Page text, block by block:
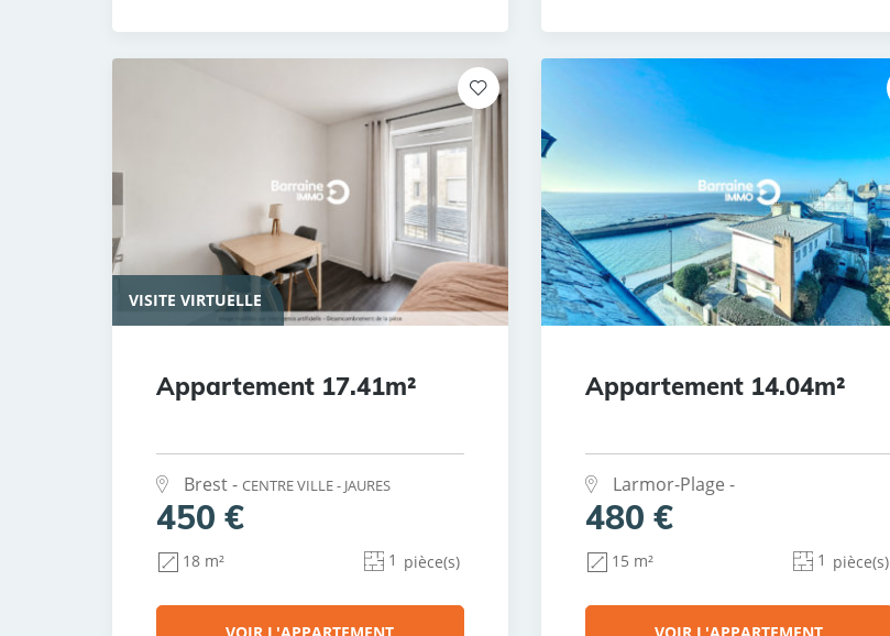
VISITE VIRTUELLE
Appartement 17.41m²
Brest - CENTRE VILLE - JAURES
450 €
18 m² 1 pièce(s)
Appartement 14.04m²
Larmor-Plage -
480 €
15 m² 1 pièce(s)